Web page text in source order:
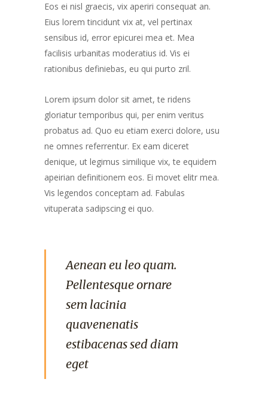
Eos ei nisl graecis, vix aperiri consequat an.
Eius lorem tincidunt vix at, vel pertinax
sensibus id, error epicurei mea et. Mea
facilisis urbanitas moderatius id. Vis ei
rationibus definiebas, eu qui purto zril.
Lorem ipsum dolor sit amet, te ridens
gloriatur temporibus qui, per enim veritus
probatus ad. Quo eu etiam exerci dolore, usu
ne omnes referrentur. Ex eam diceret
denique, ut legimus similique vix, te equidem
apeirian definitionem eos. Ei movet elitr mea.
Vis legendos conceptam ad. Fabulas
vituperata sadipscing ei quo.
Aenean eu leo quam.
Pellentesque ornare
sem lacinia
quavenenatis
estibacenas sed diam
eget